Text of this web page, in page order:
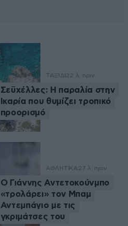
ΤΑΞΙΔΙ22 λ. πριν
Σεϋχέλλες: Η παραλία στην
Ικαρία που θυμίζει τροπικό
προορισμό
ΑΘΛΗΤΙΚΑ27 λ. πριν
Ο Γιάννης Αντετοκούνμπο
«τρολάρει» τον Μπαμ
Αντεμπάγιο με τις
γκριμάτσες του